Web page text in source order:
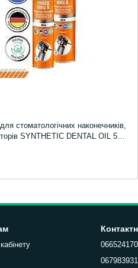
стоматологічних наконечників,
SYNTHETIC DENTAL OIL 500